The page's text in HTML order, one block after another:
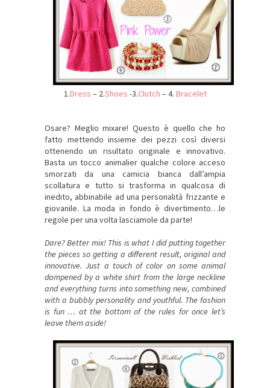
1.Dress – 2.Shoes -3.Clutch – 4. Bracelet
Osare? Meglio mixare! Questo è quello che ho
fatto mettendo insieme dei pezzi così diversi
ottenendo un risultato originale e innovativo.
Basta un tocco animalier qualche colore acceso
smorzati da una camicia bianca dall’ampia
scollatura e tutto si trasforma in qualcosa di
inedito, abbinabile ad una personalità frizzante e
giovanile. La moda in fondo è divertimento…le
regole per una volta lasciamole da parte!
Dare? Better mix! This is what I did putting together
the pieces so getting a different result, original and
innovative. Just a touch of color on some animal
dampened by a white shirt from the large neckline
and everything turns into something new, combined
with a bubbly personality and youthful. The fashion
is fun … at the bottom of the rules for once let’s
leave them aside!